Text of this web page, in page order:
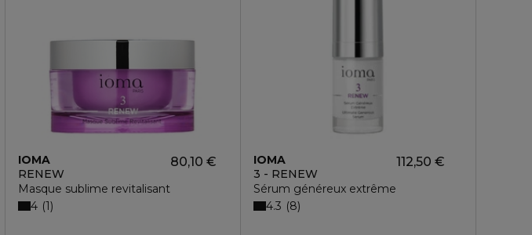
IOMA
RENEW
Masque sublime revitalisant
80,10 €
4 1
IOMA
3 - RENEW
Sérum généreux extrême
112,50 €
4.3 8